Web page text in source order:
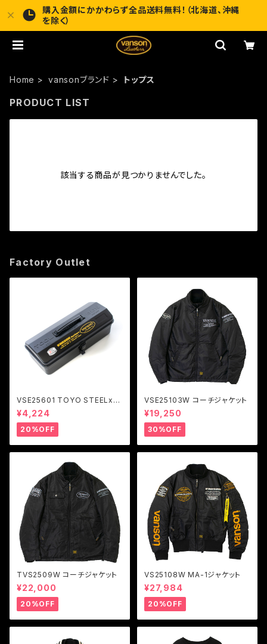
購入金額にかかわらず全品送料無料！（北海道、沖縄
を除く）
Home vansonブランド トップス
PRODUCT LIST
該当する商品が見つかりませんでした。
Factory Outlet
VSE25601 TOYO STEELxV
ANSON ツールボックス Y-35
0
¥4,224
20%OFF
VSE25103W コーチジャケット
¥19,250
30%OFF
TVS2509W コーチジャケット
¥22,000
20%OFF
VS25108W MA-1ジャケット
¥27,984
20%OFF